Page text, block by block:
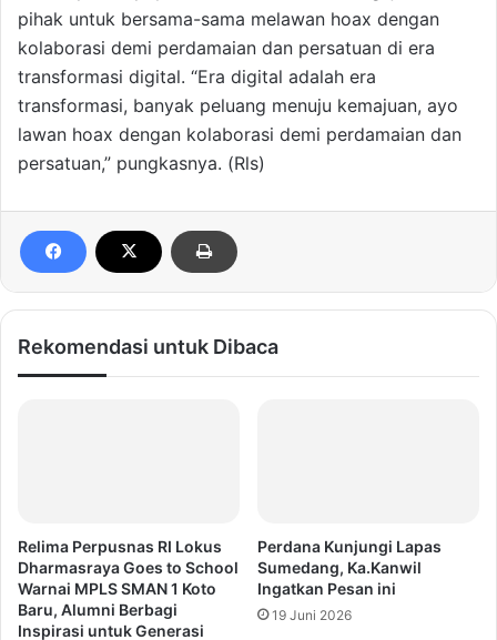
pihak untuk bersama-sama melawan hoax dengan
kolaborasi demi perdamaian dan persatuan di era
transformasi digital. “Era digital adalah era
transformasi, banyak peluang menuju kemajuan, ayo
lawan hoax dengan kolaborasi demi perdamaian dan
persatuan,” pungkasnya. (Rls)
Rekomendasi untuk Dibaca
Relima Perpusnas RI Lokus
Dharmasraya Goes to School
Warnai MPLS SMAN 1 Koto
Baru, Alumni Berbagi
Inspirasi untuk Generasi
Perdana Kunjungi Lapas
Sumedang, Ka.Kanwil
Ingatkan Pesan ini
19 Juni 2026